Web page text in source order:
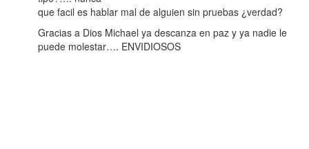
que facil es hablar mal de alguien sin pruebas ¿verdad?
Gracias a Dios Michael ya descanza en paz y ya nadie le
puede molestar…. ENVIDIOSOS